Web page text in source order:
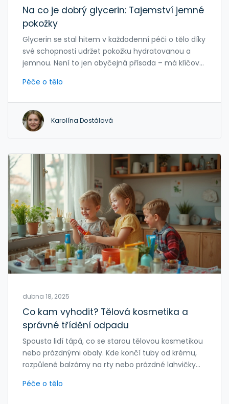
Na co je dobrý glycerin: Tajemství jemné
pokožky
Glycerin se stal hitem v každodenní péči o tělo díky
své schopnosti udržet pokožku hydratovanou a
jemnou. Není to jen obyčejná přísada – má klíčový
podíváme, jak glycerin funguje, proč ho
můžete nejčastěji setkat. Přinesu i tipy na jeho
využití doma a odhalím, na co si dát pozor. Pokud
hledáte jednoduchou cestu k lepší pokožce, tady
Péče o tělo
Karolína Dostálová
dubna 18, 2025
Co kam vyhodit? Tělová kosmetika a
správné třídění odpadu
Spousta lidí tápá, co se starou tělovou kosmetikou
nebo prázdnými obaly. Kde končí tuby od krému,
rozpůlené balzámy na rty nebo prázdné lahvičky
správně třídit různé druhy kosmetiky i obaly.
Péče o tělo